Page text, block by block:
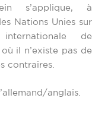
s’applique, à
Nations Unies sur
de
il n’existe pas de
contraires.
anglais.